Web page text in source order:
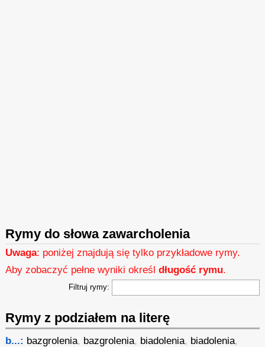
Rymy do słowa zawarcholenia
Uwaga: poniżej znajdują się tylko przykładowe rymy.
Aby zobaczyć pełne wyniki określdługość rymu.
Filtruj rymy:
Rymy z podziałem na literę
b...: bazgrolenia, bazgrolenia, biadolenia, biadolenia,